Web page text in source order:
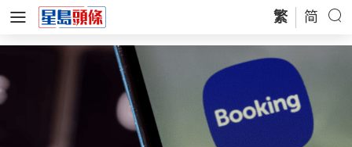
繁 简